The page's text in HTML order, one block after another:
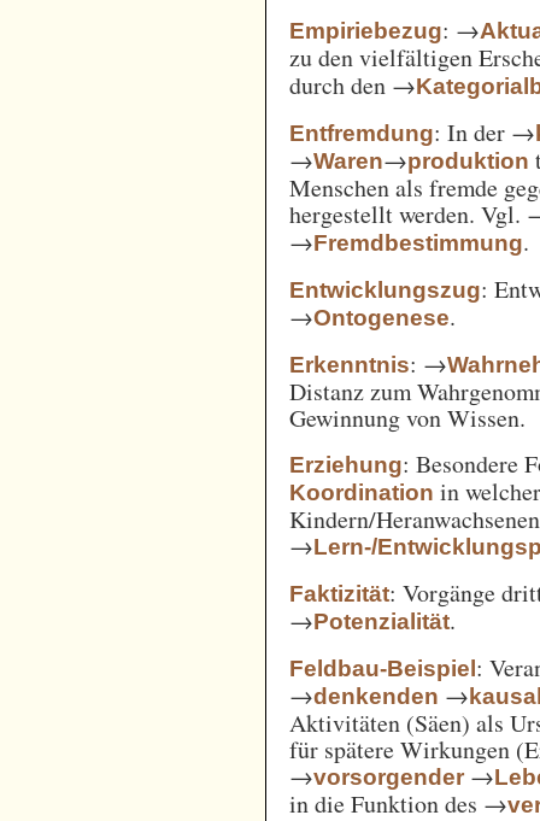
Empiriebezug: →
zu den vielfältigen
durch den →
Entfremdung: In der →
→Waren→produktion
Menschen als fremde
hergestellt werden. Vgl.
→Fremdbestimmung.
Entwicklungszug:
→Ontogenese.
Erkenntnis: →
Distanz zum
Gewinnung von Wissen.
Erziehung: Besondere
Koordination in
Kindern/
→Lern-/
Faktizität: Vorgänge
→Potenzialität.
Feldbau-Beispiel:
→denkenden →
Aktivitäten (Säen) als
für spätere Wirkungen
→vorsorgender →
in die Funktion des →